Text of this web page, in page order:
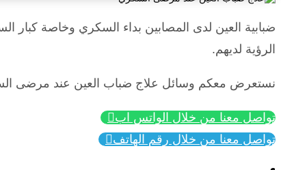
ضبابية العين لدى المصابين بداء السكري وخاصة
الرؤية لديهم.
نستعرض معكم وسائل علاج ضباب العين عند مرضى
تواصل معنا من خلال الواتس اب
تواصل معنا من خلال رقم الهاتف